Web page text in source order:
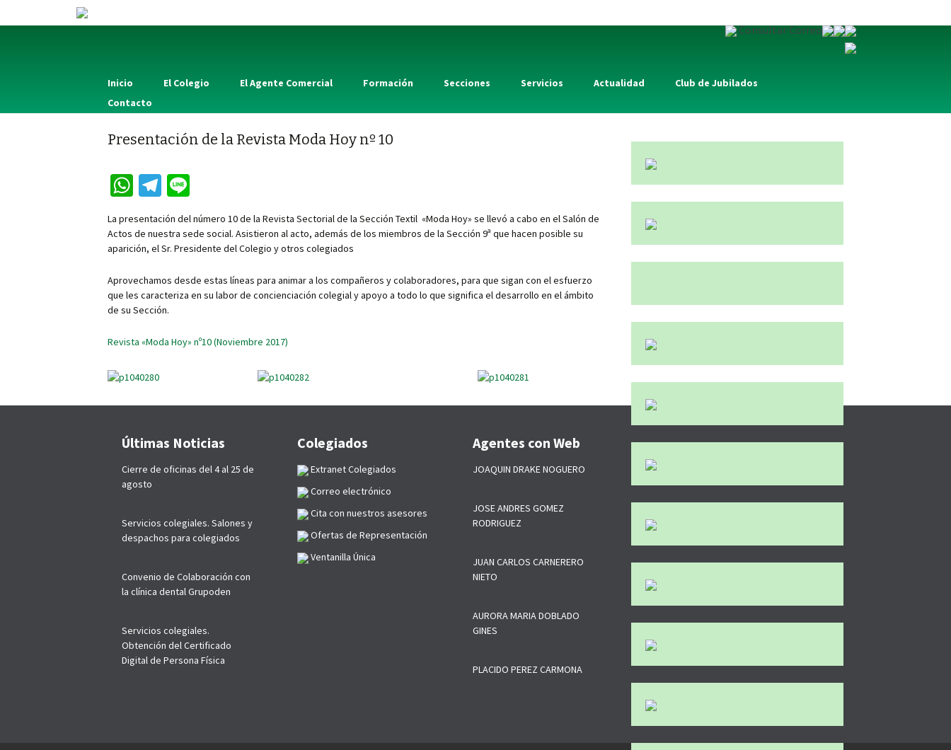
Consultar Correo
Inicio El Colegio El Agente Comercial Formación Secciones Servicios Actualidad
Club de Jubilados
Contacto
Presentación de la Revista Moda Hoy nº 10
W
at
sA
p
p
Te
le
gr
a
m
n
e
La presentación del número 10 de la Revista Sectorial de la Sección Textil «Moda Hoy» se llevó a cabo en el Salón de
Actos de nuestra sede social. Asistieron al acto, además de los miembros de la Sección 9ª que hacen posible su
aparición, el Sr. Presidente del Colegio y otros colegiados
Aprovechamos desde estas líneas para animar a los compañeros y colaboradores, para que sigan con el esfuerzo
que les caracteriza en su labor de concienciación colegial y apoyo a todo lo que significa el desarrollo en el ámbito
de su Sección.
Revista «Moda Hoy» nº10 (Noviembre 2017)
Últimas Noticias
Cierre de oficinas del 4 al 25 de
agosto
Servicios colegiales. Salones y
despachos para colegiados
Convenio de Colaboración con
la clínica dental Grupoden
Servicios colegiales.
Obtención del Certificado
Digital de Persona Física
Colegiados
Extranet Colegiados
Correo electrónico
Cita con nuestros asesores
Ofertas de Representación
Ventanilla Única
Agentes con Web
JOAQUIN DRAKE NOGUERO
JOSE ANDRES GOMEZ
RODRIGUEZ
JUAN CARLOS CARNERERO
NIETO
AURORA MARIA DOBLADO
GINES
PLACIDO PEREZ CARMONA